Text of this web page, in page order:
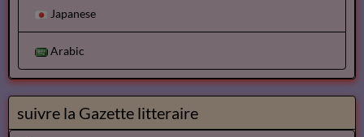
Japanese
Arabic
suivre la Gazette litteraire